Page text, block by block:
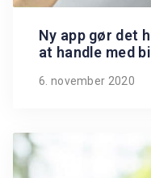
Ny app gør det
at handle med
6. november 2020